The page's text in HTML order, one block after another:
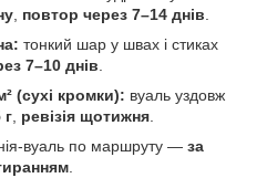
повтор через 7–14 днів
тонкий шар у швах і стиках
7–10 днів
(сухі кромки): вуаль уздовж
г ревізія щотижня
вуаль по маршруту — за